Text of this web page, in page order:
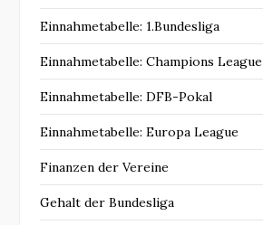
Einnahmetabelle: 1.Bundesliga
Einnahmetabelle: Champions League
Einnahmetabelle: DFB-Pokal
Einnahmetabelle: Europa League
Finanzen der Vereine
Gehalt der Bundesliga